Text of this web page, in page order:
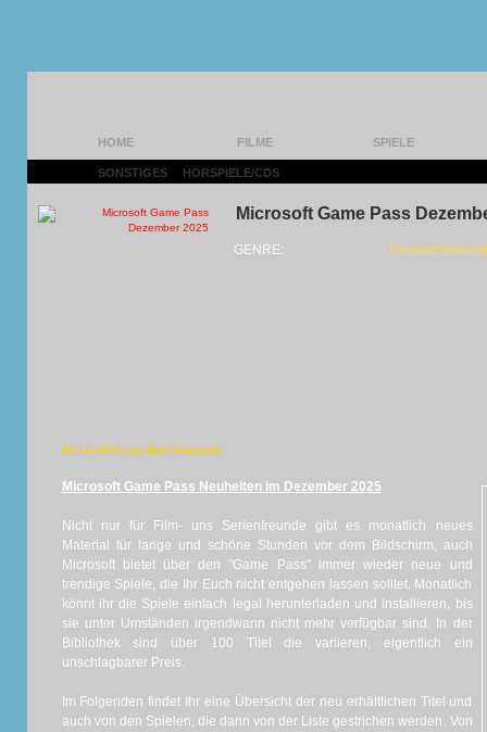
HOME FILME SPIELE
SONSTIGES HÖRSPIELE/CDS
Microsoft Game Pass
GENRE:
02.12.2025 von Beef Supreme
Microsoft Game Pass Neuheiten im Dezember 2025
Nicht nur für Film- uns Serienfreunde gibt es monatlich neues
Material für lange und schöne Stunden vor dem Bildschirm, auch
Microsoft bietet über den "Game Pass" immer wieder neue und
trendige Spiele, die Ihr Euch nicht entgehen lassen solltet. Monatlich
könnt ihr die Spiele einfach legal herunterladen und installieren, bis
sie unter Umständen irgendwann nicht mehr verfügbar sind. In der
Bibliothek sind über 100 Titel die variieren, eigentlich ein
unschlagbarer Preis.
Im Folgenden findet Ihr eine Übersicht der neu erhältlichen Titel und
auch von den Spielen, die dann von der Liste gestrichen werden. Von